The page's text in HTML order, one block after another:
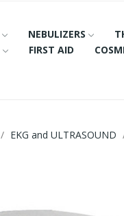
NEBULIZERS
FIRST AID
EKG and ULTRASOUND